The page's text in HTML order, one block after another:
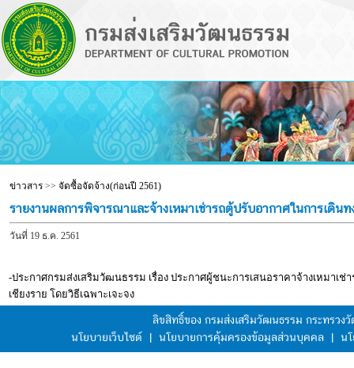
ข่าวสาร>> จัดซื้อจัดจ้าง(ก่อนปี 2561)
รายงานผลการพิจารณาและจ้างเหมาเช่ารถตู้ปรับอากาศในการเดินท
วันที่ 19 ธ.ค. 2561
-ประกาศกรมส่งเสริมวัฒนธรรม เรื่อง ประกาศผู้ชนะการเสนอราคาจ้างเหมา
เชียงราย โดยวิธีเฉพาะเจะจง
ลิขสิทธิ์ของ กรมส่งเสริมวัฒนธรรม กระทรว
นโยบายเว็บไซต์
| นโยบายการคุ้มครองข้อมูลส่วนบุคคล | น